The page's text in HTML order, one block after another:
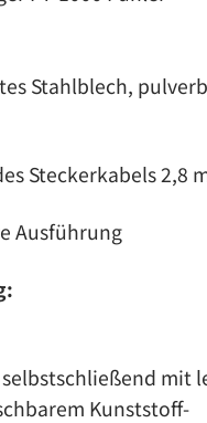
Stahlblech,
Steckerkabels 2,8
Ausführung
mit
Kunststoff-